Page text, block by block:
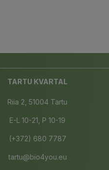
TARTU KVARTAL
Riia 2, 51004 Tartu
E-L 10-21, P 10-19
(+372) 680 7787
tartu@bio4you.eu